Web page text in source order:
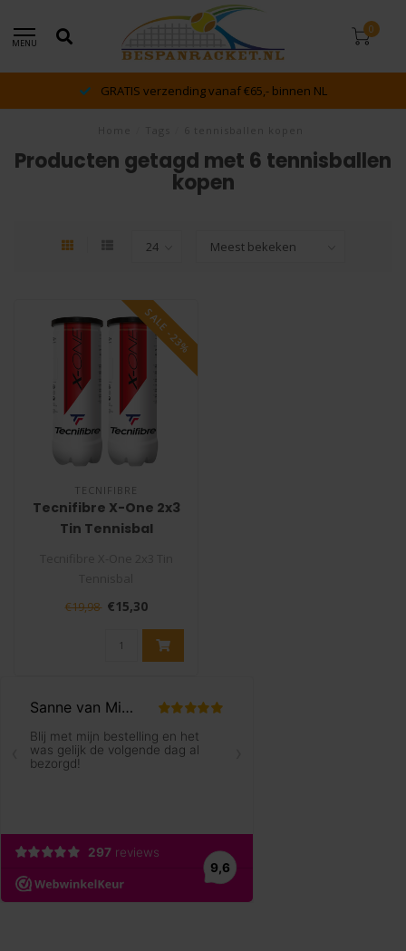
MENU
0
GRATIS verzending vanaf €65,- binnen NL
Producten getagd met 6 tennisballen
kopen
SALE -23%
TECNIFIBRE
Tecnifibre X-One 2x3
Tin Tennisbal
De Tecnifibre X-One biedt
de hoogste kwali..
€19,98 €15,30